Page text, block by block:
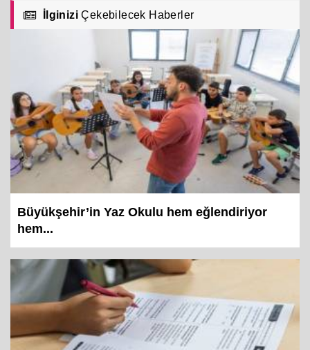
İlginizi Çekebilecek Haberler
Büyükşehir’in Yaz Okulu hem eğlendiriyor
hem...